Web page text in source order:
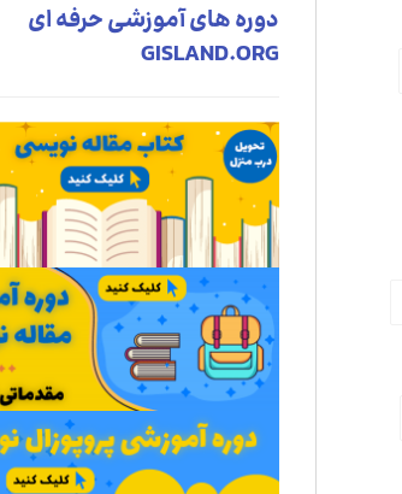
دوره های آموزشی حرفه ای
GISLAND.ORG